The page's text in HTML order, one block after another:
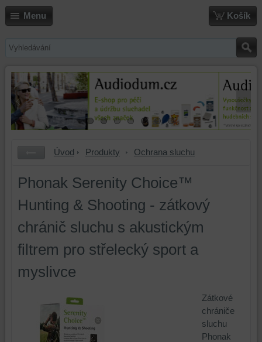
Menu Košík
Úvod Produkty Ochrana sluchu
Phonak Serenity Choice™
Hunting & Shooting - zátkový
chránič sluchu s akustickým
filtrem pro střelecký sport a
myslivce
Zátkové
chrániče
sluchu
Phonak